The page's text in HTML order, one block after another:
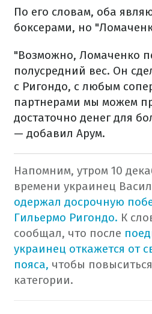
По его словам, оба
боксерами, но
"Возможно, Ломаченко
полусредний вес. Он
с Ригондо, с любым
партнерами мы можем
достаточно денег для
— добавил Арум.
Напомним, утром 10
времени украинец
одержал досрочную
Гильермо Ригондо. К
сообщал, что после
украинец откажется от
пояса, чтобы
категории.